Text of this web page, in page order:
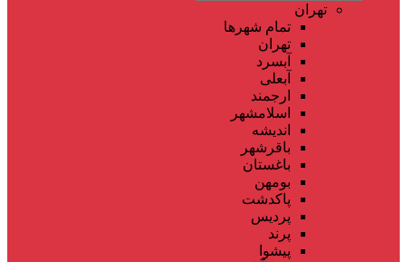
تهران
تمام شهر‌ها
تهران
آبسرد
آبعلی
ارجمند
اسلامشهر
اندیشه
باقرشهر
باغستان
بومهن
پاکدشت
پردیس
پرند
پیشوا